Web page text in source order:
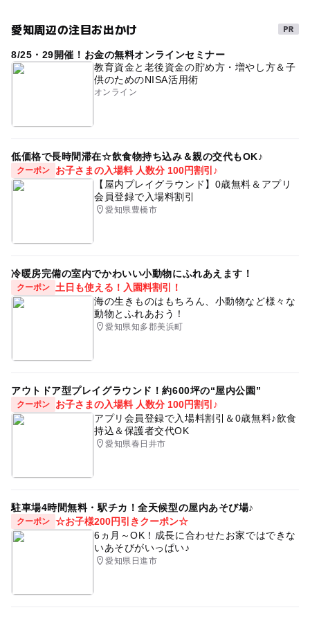
愛知周辺の注目お出かけ
8/25・29開催！お金の無料オンラインセミナー
教育資金と老後資金の貯め方・増やし方＆子
供のためのNISA活用術
オンライン
低価格で長時間滞在☆飲食物持ち込み＆親の交代もOK♪
クーポン
お子さまの入場料 人数分 100円割引♪
【屋内プレイグラウンド】0歳無料＆アプリ
会員登録で入場料割引
愛知県豊橋市
冷暖房完備の室内でかわいい小動物にふれあえます！
クーポン
土日も使える！入園料割引！
海の生きものはもちろん、小動物など様々な
動物とふれあおう！
愛知県知多郡美浜町
アウトドア型プレイグラウンド！約600坪の“屋内公園”
クーポン
お子さまの入場料 人数分 100円割引♪
アプリ会員登録で入場料割引＆0歳無料♪飲食
持込＆保護者交代OK
愛知県春日井市
駐車場4時間無料・駅チカ！全天候型の屋内あそび場♪
クーポン ☆お子様200円引きクーポン☆
6ヵ月～OK！成長に合わせたお家ではできな
いあそびがいっぱい♪
愛知県日進市